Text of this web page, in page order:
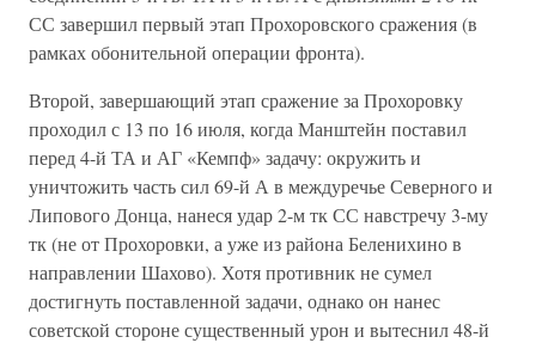
СС завершил первый этап Прохоровского сражения (в
рамках обонительной операции фронта).
Второй, завершающий этап сражение за Прохоровку
проходил с 13 по 16 июля, когда Манштейн поставил
перед 4-й ТА и АГ «Кемпф» задачу: окружить и
уничтожить часть сил 69-й А в междуречье Северного и
Липового Донца, нанеся удар 2-м тк СС навстречу 3-му
тк (не от Прохоровки, а уже из района Беленихино в
направлении Шахово). Хотя противник не сумел
достигнуть поставленной задачи, однако он нанес
советской стороне существенный урон и вытеснил 48-й